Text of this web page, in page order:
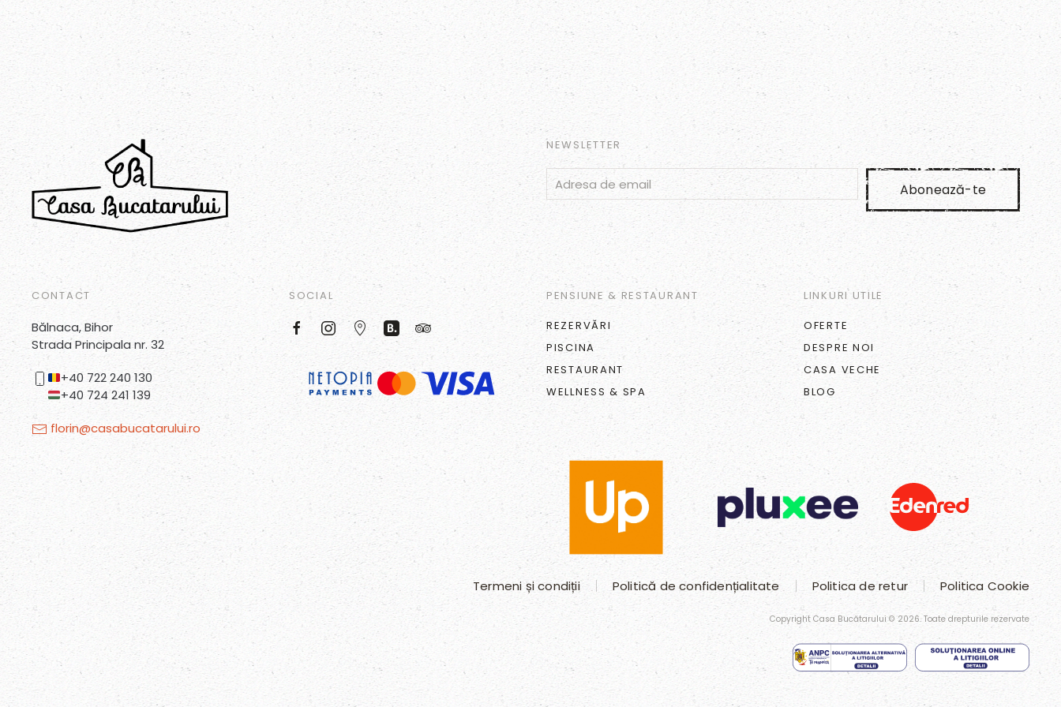
NEWSLETTER
Abonează-te
CONTACT
Bălnaca, Bihor
Strada Principala nr. 32
+40 722 240 130
+40 724 241 139
florin@casabucatarului.ro
SOCIAL
PENSIUNE & RESTAURANT
REZERVĂRI
PISCINA
RESTAURANT
WELLNESS & SPA
LINKURI UTILE
OFERTE
DESPRE NOI
CASA VECHE
BLOG
Termeni și condiții Politică de confidențialitate Politica de retur Politica Cookie
Copyright Casa Bucătarului © 2026. Toate drepturile rezervate